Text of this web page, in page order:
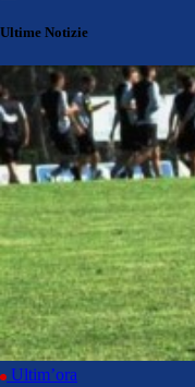
Ultime Notizie
Ultim’ora